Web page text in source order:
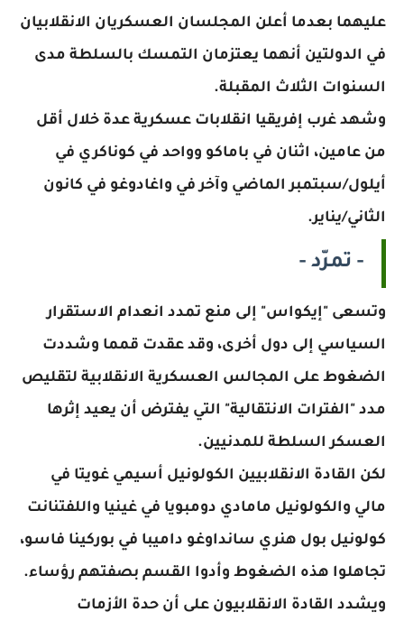
عليهما بعدما أعلن المجلسان العسكريان الانقلابيان
في الدولتين أنهما يعتزمان التمسك بالسلطة مدى
السنوات الثلاث المقبلة.
وشهد غرب إفريقيا انقلابات عسكرية عدة خلال أقل
من عامين، اثنان في باماكو وواحد في كوناكري في
أيلول/سبتمبر الماضي وآخر في واغادوغو في كانون
الثاني/يناير.
- تمرّد -
وتسعى "إيكواس" إلى منع تمدد انعدام الاستقرار
السياسي إلى دول أخرى، وقد عقدت قمما وشددت
الضغوط على المجالس العسكرية الانقلابية لتقليص
مدد "الفترات الانتقالية" التي يفترض أن يعيد إثرها
العسكر السلطة للمدنيين.
لكن القادة الانقلابيين الكولونيل أسيمي غويتا في
مالي والكولونيل مامادي دومبويا في غينيا واللفتنانت
كولونيل بول هنري سانداوغو داميبا في بوركينا فاسو،
تجاهلوا هذه الضغوط وأدوا القسم بصفتهم رؤساء.
ويشدد القادة الانقلابيون على أن حدة الأزمات